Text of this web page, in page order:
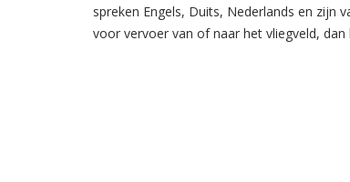
spreken Engels, Duits, Nederlands en zijn
voor vervoer van of naar het vliegveld,